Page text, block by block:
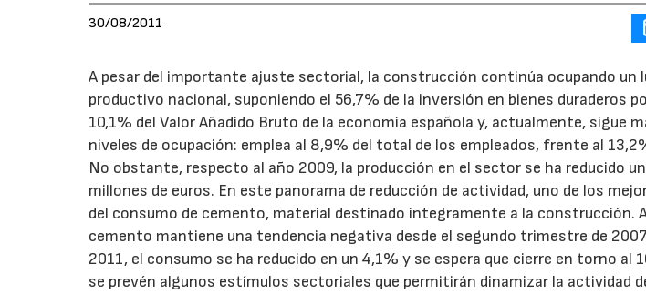
30/08/2011
A pesar del importante ajuste sectorial, la construcción continúa ocupando un
productivo nacional, suponiendo el 56,7% de la inversión en bienes duraderos
10,1% del Valor Añadido Bruto de la economía española y, actualmente, sigue
niveles de ocupación: emplea al 8,9% del total de los empleados, frente al
No obstante, respecto al año 2009, la producción en el sector se ha reducido
millones de euros. En este panorama de reducción de actividad, uno de los
del consumo de cemento, material destinado íntegramente a la construcción.
cemento mantiene una tendencia negativa desde el segundo trimestre de
2011, el consumo se ha reducido en un 4,1% y se espera que cierre en torno al
se prevén algunos estímulos sectoriales que permitirán dinamizar la actividad